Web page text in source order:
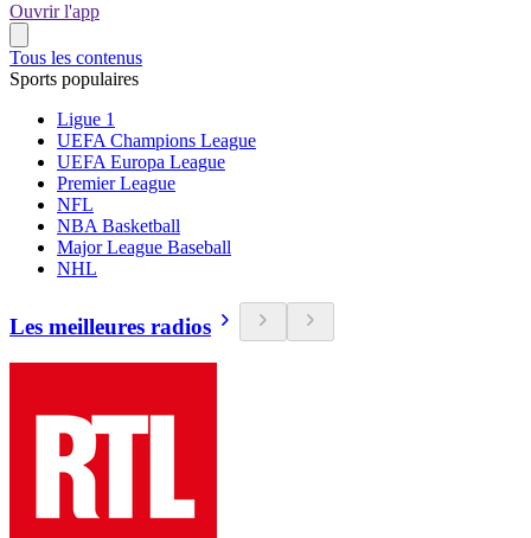
Ouvrir l'app
Tous les contenus
Sports populaires
Ligue 1
UEFA Champions League
UEFA Europa League
Premier League
NFL
NBA Basketball
Major League Baseball
NHL
Les meilleures radios